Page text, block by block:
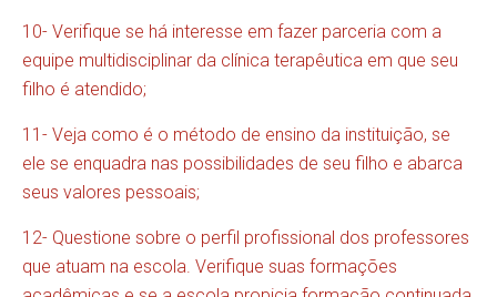
10- Verifique se há interesse em fazer parceria com a
equipe multidisciplinar da clínica terapêutica em que seu
filho é atendido;
11- Veja como é o método de ensino da instituição, se
ele se enquadra nas possibilidades de seu filho e abarca
seus valores pessoais;
12- Questione sobre o perfil profissional dos professores
que atuam na escola. Verifique suas formações